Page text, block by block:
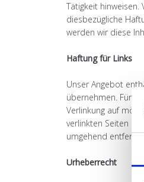
Tätigkeit
diesbezügliche
werden wir diese
Haftung für Links
Unser Angebot
übernehmen. Für
Verlinkung auf
verlinkten Seiten ist
umgehend
Urheberrecht